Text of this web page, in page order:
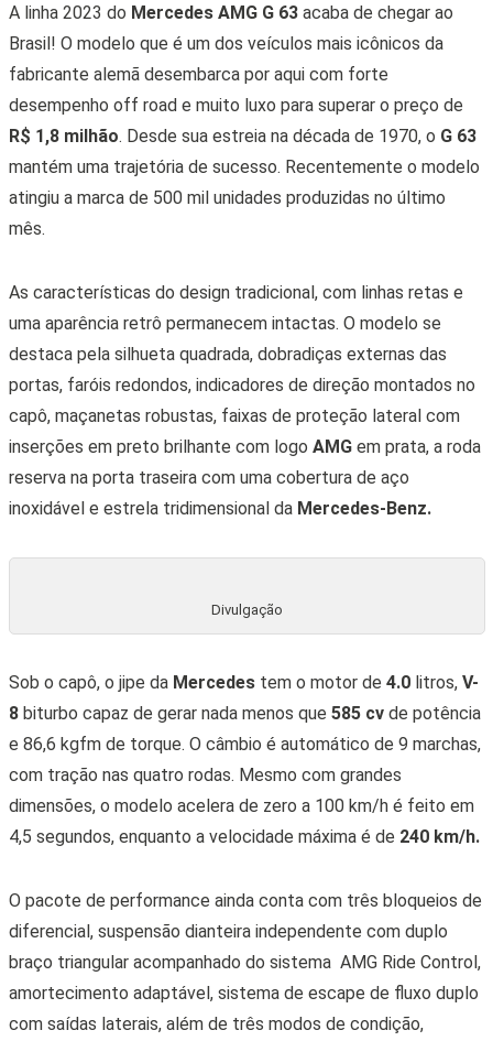
A linha 2023 do Mercedes AMG G 63acaba de chegar ao
Brasil! O modelo que é um dos veículos mais icônicos da
fabricante alemã desembarca por aqui com forte
desempenho off road e muito luxo para superar o preço de
R$ 1,8 milhão. Desde sua estreia na década de 1970, o G 63
mantém uma trajetória de sucesso. Recentemente o modelo
atingiu a marca de 500 mil unidades produzidas no último
mês.
As características do design tradicional, com linhas retas e
uma aparência retrô permanecem intactas. O modelo se
destaca pela silhueta quadrada, dobradiças externas das
portas, faróis redondos, indicadores de direção montados no
capô, maçanetas robustas, faixas de proteção lateral com
inserções em preto brilhante com logo AMG em prata, a roda
reserva na porta traseira com uma cobertura de aço
inoxidável e estrela tridimensional da Mercedes-Benz.
Divulgação
Sob o capô, o jipe da Mercedes tem o motor de 4.0litros, V-
8biturbo capaz de gerar nada menos que 585 cv de potência
e 86,6 kgfm de torque. O câmbio é automático de 9 marchas,
com tração nas quatro rodas. Mesmo com grandes
dimensões, o modelo acelera de zero a 100 km/h é feito em
4,5 segundos, enquanto a velocidade máxima é de 240 km/h.
O pacote de performance ainda conta com três bloqueios de
diferencial, suspensão dianteira independente com duplo
braço triangular acompanhado do sistema AMG Ride Control,
amortecimento adaptável, sistema de escape de fluxo duplo
com saídas laterais, além de três modos de condição,